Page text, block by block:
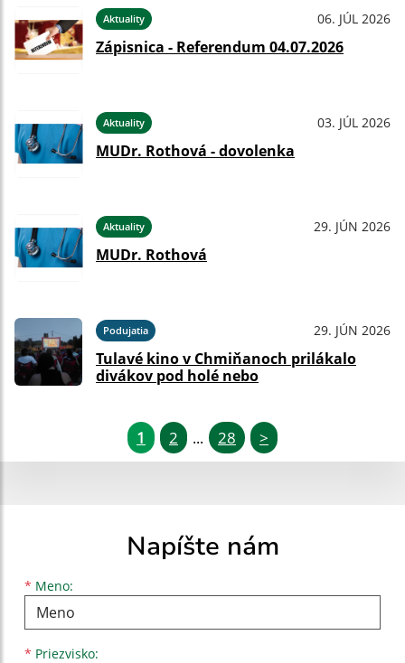
Aktuality 06. JÚL 2026
Zápisnica - Referendum 04.07.2026
Aktuality 03. JÚL 2026
MUDr. Rothová - dovolenka
Aktuality 29. JÚN 2026
MUDr. Rothová
Podujatia 29. JÚN 2026
Tulavé kino v Chmiňanoch prilákalo
divákov pod holé nebo
1 2 ... 28 >
Napíšte nám
* Meno:
Meno
* Priezvisko:
Priezvisko
E-mailová adresa